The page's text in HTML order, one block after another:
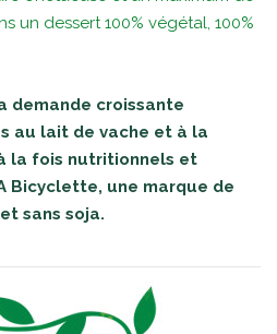
un dessert 100% végétal, 100%
demande croissante
au lait de vache et à la
la fois nutritionnels et
Bicyclette, une marque de
sans soja.